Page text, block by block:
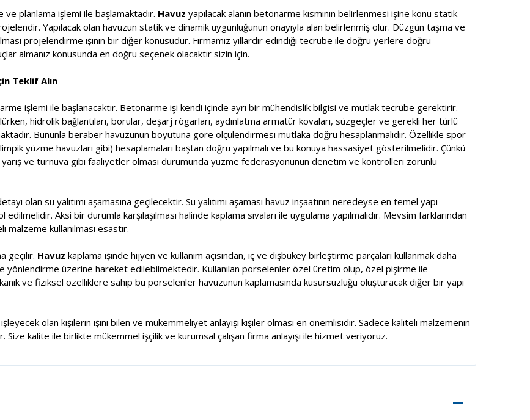
planlama işlemi ile başlamaktadır. Havuz yapılacak alanın betonarme kısmının belirlenmesi işine konu statik
Yapılacak olan havuzun statik ve dinamik uygunluğunun onayıyla alan belirlenmiş olur. Düzgün taşma ve
projelendirme işinin bir diğer konusudur. Firmamız yıllardır edindiği tecrübe ile doğru yerlere doğru
almanız konusunda en doğru seçenek olacaktır sizin için.
Teklif Alın
işlemi ile başlanacaktır. Betonarme işi kendi içinde ayrı bir mühendislik bilgisi ve mutlak tecrübe gerektirir.
hidrolik bağlantıları, borular, deşarj rögarları, aydınlatma armatür kovaları, süzgeçler ve gerekli her türlü
Bununla beraber havuzunun boyutuna göre ölçülendirmesi mutlaka doğru hesaplanmalıdır. Özellikle spor
yüzme havuzları gibi) hesaplamaları baştan doğru yapılmalı ve bu konuya hassasiyet gösterilmelidir. Çünkü
yarış ve turnuva gibi faaliyetler olması durumunda yüzme federasyonunun denetim ve kontrolleri zorunlu
olan su yalıtımı aşamasına geçilecektir. Su yalıtımı aşaması havuz inşaatının neredeyse en temel yapı
edilmelidir. Aksi bir durumla karşılaşılması halinde kaplama sıvaları ile uygulama yapılmalıdır. Mevsim farklarından
malzeme kullanılması esastır.
geçilir. Havuz kaplama işinde hijyen ve kullanım açısından, iç ve dışbükey birleştirme parçaları kullanmak daha
yönlendirme üzerine hareket edilebilmektedir. Kullanılan porselenler özel üretim olup, özel pişirme ile
ve fiziksel özelliklere sahip bu porselenler havuzunun kaplamasında kusursuzluğu oluşturacak diğer bir yapı
olan kişilerin işini bilen ve mükemmeliyet anlayışı kişiler olması en önemlisidir. Sadece kaliteli malzemenin
Size kalite ile birlikte mükemmel işçilik ve kurumsal çalışan firma anlayışı ile hizmet veriyoruz.
–